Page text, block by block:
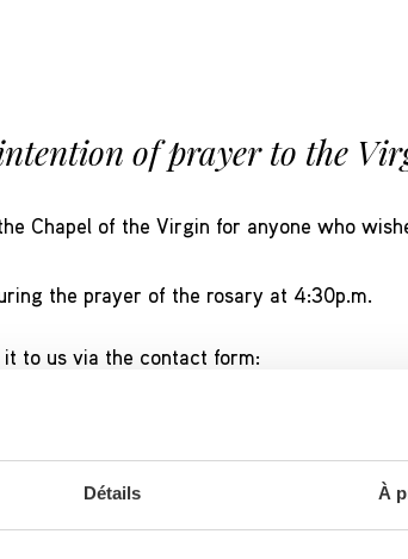
Détails À
of prayer to the
Chapel of the Virgin for anyone who
the prayer of the rosary at 4:30p.m.
to us via the contact form: